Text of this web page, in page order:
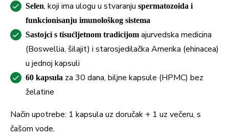
Selen, koji ima ulogu u stvaranju spermatozoida i
funkcionisanju imunološkog sistema
Sastojci s tisućljetnom tradicijom ajurvedska medicina
(Boswellia, šilajit) i starosjedilačka Amerika (ehinacea)
u jednoj kapsuli
60 kapsula za 30 dana, biljne kapsule (HPMC) bez
želatine
Način upotrebe: 1 kapsula uz doručak + 1 uz večeru, s
čašom vode.